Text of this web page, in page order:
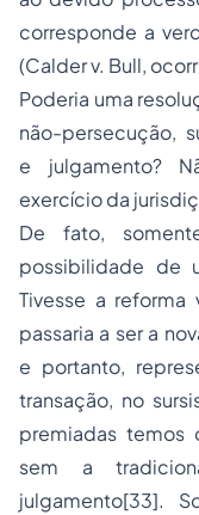
corresponde a
(Calder v. Bull,
Poderia uma
não-persecução,
e julgamento?
exercício da
De fato,
possibilidade de
Tivesse a
passaria a ser a
e portanto,
transação, no
premiadas temos
sem a
julgamento[33].